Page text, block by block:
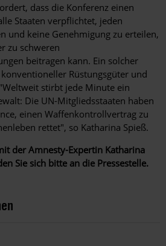
dass die Konferenz einen
Staaten verpflichtet, jeden
und keine Genehmigung zu erteilen,
zu schweren
beitragen kann. Ein solcher
Rüstungsgüter und
stirbt jede Minute ein
Die UN-Mitgliedsstaaten haben
einen Waffenkontrollvertrag zu
rettet", so Katharina Spieß.
der Amnesty-Expertin Katharina
Sie sich bitte an die Pressestelle.